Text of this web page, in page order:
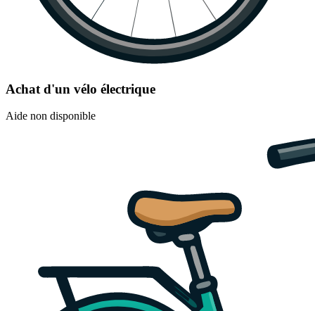
Achat d'un vélo électrique
Aide non disponible